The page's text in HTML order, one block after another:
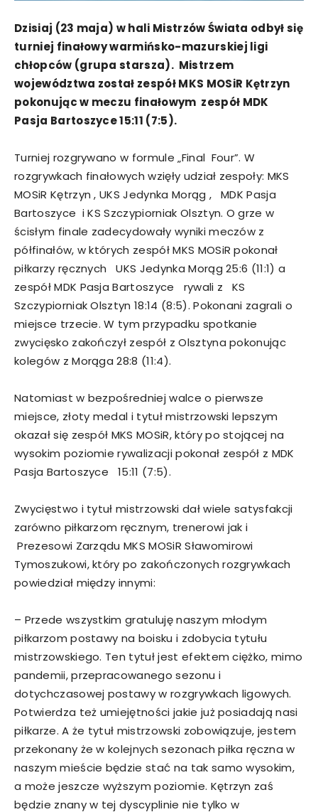
Dzisiaj (23 maja) w hali Mistrzów Świata odbył się
turniej finałowy warmińsko-mazurskiej ligi
chłopców (grupa starsza). Mistrzem
województwa został zespół MKS MOSiR Kętrzyn
pokonując w meczu finałowym zespół MDK
Pasja Bartoszyce 15:11 (7:5).
Turniej rozgrywano w formule „Final Four”. W
rozgrywkach finałowych wzięły udział zespoły: MKS
MOSiR Kętrzyn , UKS Jedynka Morąg , MDK Pasja
Bartoszyce i KS Szczypiorniak Olsztyn. O grze w
ścisłym finale zadecydowały wyniki meczów z
półfinałów, w których zespół MKS MOSiR pokonał
piłkarzy ręcznych UKS Jedynka Morąg 25:6 (11:1) a
zespół MDK Pasja Bartoszyce rywali z KS
Szczypiorniak Olsztyn 18:14 (8:5). Pokonani zagrali o
miejsce trzecie. W tym przypadku spotkanie
zwycięsko zakończył zespół z Olsztyna pokonując
kolegów z Morąga 28:8 (11:4).
Natomiast w bezpośredniej walce o pierwsze
miejsce, złoty medal i tytuł mistrzowski lepszym
okazał się zespół MKS MOSiR, który po stojącej na
wysokim poziomie rywalizacji pokonał zespół z MDK
Pasja Bartoszyce 15:11 (7:5).
Zwycięstwo i tytuł mistrzowski dał wiele satysfakcji
zarówno piłkarzom ręcznym, trenerowi jak i
Prezesowi Zarządu MKS MOSiR Sławomirowi
Tymoszukowi, który po zakończonych rozgrywkach
powiedział między innymi:
– Przede wszystkim gratuluję naszym młodym
piłkarzom postawy na boisku i zdobycia tytułu
mistrzowskiego. Ten tytuł jest efektem ciężko, mimo
pandemii, przepracowanego sezonu i
dotychczasowej postawy w rozgrywkach ligowych.
Potwierdza też umiejętności jakie już posiadają nasi
piłkarze. A że tytuł mistrzowski zobowiązuje, jestem
przekonany że w kolejnych sezonach piłka ręczna w
naszym mieście będzie stać na tak samo wysokim,
a może jeszcze wyższym poziomie. Kętrzyn zaś
będzie znany w tej dyscyplinie nie tylko w